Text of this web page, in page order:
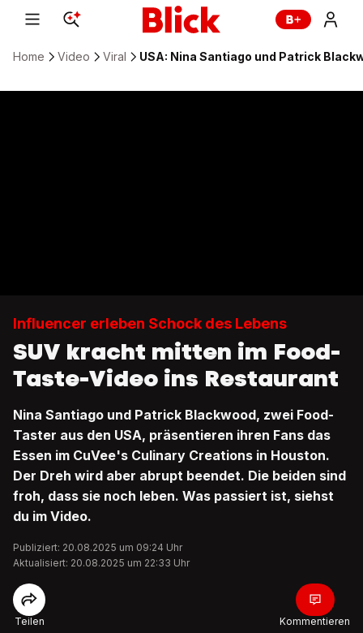
Home Video Viral USA: Nina Santiago und Patrick
Influencer erleben Schock des Lebens
SUV kracht mitten im Food-
Taste-Video ins Restaurant
Nina Santiago und Patrick Blackwood, zwei Food-
Taster aus den USA, präsentieren ihren Fans das
Essen im CuVee's Culinary Creations in Houston.
Der Dreh wird aber abrupt beendet. Die beiden sind
froh, dass sie noch leben. Was passiert ist, siehst
du im Video.
Publiziert: 20.08.2025 um 09:24 Uhr
Aktualisiert: 20.08.2025 um 22:33 Uhr
Teilen Kommentieren